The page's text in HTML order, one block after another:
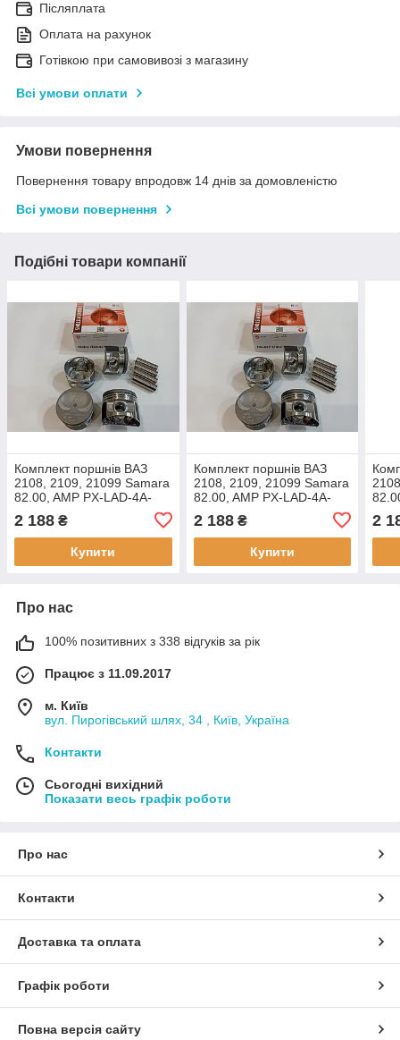
Післяплата
Оплата на рахунок
Готівкою при самовивозі з магазину
Всі умови оплати
Умови повернення
Повернення товару впродовж 14 днів за домовленістю
Всі умови повернення
Подібні товари компанії
Комплект поршнів ВАЗ
2108, 2109, 21099 Samara
82.00, AMP PX-LAD-4A-
2804-000-B, STD Група B
2 188 ₴
Купити
Комплект поршнів ВАЗ
2108, 2109, 21099 Samara
82.00, AMP PX-LAD-4A-
2804-000-A, STD Група A
2 188₴
Купити
2
Про нас
100% позитивних з 338 відгуків за рік
Працює з 11.09.2017
м. Київ
вул. Пирогівський шлях, 34 , Київ, Україна
Контакти
Сьогодні вихідний
Показати весь графік роботи
Про нас
Контакти
Доставка та оплата
Графік роботи
Повна версія сайту